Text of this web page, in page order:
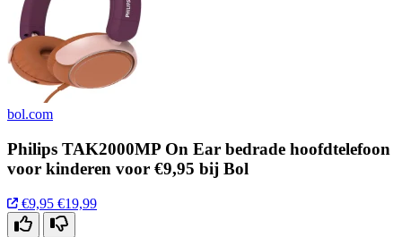
bol.com
Philips TAK2000MP On Ear bedrade hoofdtelefoon
voor kinderen voor €9,95 bij Bol
€9,95 €19,99